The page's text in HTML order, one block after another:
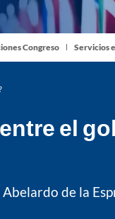
Congreso Servicios
el
de la